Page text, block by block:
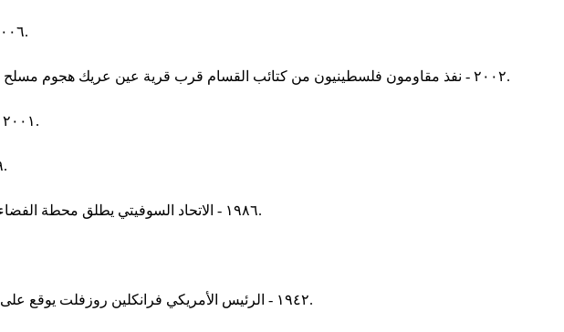
٢٠٠٦ - انفجار لغاز الميثان في منجم للفحم في بلدة نويفا روزيتا بالمكسيك يودي بحياة ٦٥ شخص من عمال المناجم.
٢٠٠٢ - نفذ مقاومون فلسطينيون من كتائب القسام قرب قرية عين عريك هجوم مسلح على حاجز عسكري إسرائيلي أدى لمقتل (٦) جنود إسرائيليين وإصابة سابع بجروح، فيما عرف بعملية عين عريك.
٢٠٠١ - بعد تصريح رئيس وزراء تركيا،بولنت أجاويد، ووصفه الأزمة الاقتصادية ب"الخطيرة"، انهار السوق المال التركي.
١٩٩٩- اغتيال محمد محمد صادق الصدر من قبل رجال مسلحين تابعين لحزب البعث وقيام انتفاضة العراق ١٩٩٩.
١٩٨٦ - الاتحاد السوفيتي يطلق محطة الفضاء مير حاملة معها ٣ أفراد لتدور في المدار لمدة ١٥ سنة، تكللت خلالها بالنجاح لمدة ١٠ سنوات من زمنها المتوقع.
١٩٤٢ - الرئيس الأمريكي فرانكلين روزفلت يوقع على قرار يتيح للقوات المسلحة نقل الأمريكان من أصل ياباني إلى معسكرات عزل وذلك أثناء الحرب العالمية الثانية.